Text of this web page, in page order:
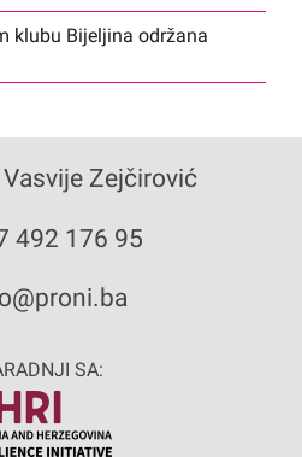
klubu Bijeljina održana
Zejčirović
492 176 95
SA: